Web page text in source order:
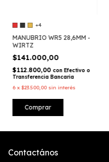
+4
MANUBRIO WR5 28,6MM -
WIRTZ
$141.000,00
$112.800,00 con Efectivo o
Transferencia Bancaria
6 x$23.500,00 sin interés
Comprar
Contactános